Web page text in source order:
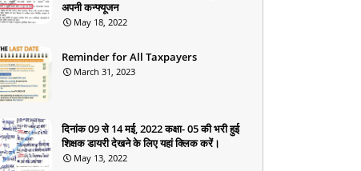
अपनी कन्फ्यूजन
May 18, 2022
Reminder for All Taxpayers
March 31, 2023
दिनांक 09 से 14 मई, 2022 कक्षा- 05 की भरी हुई
शिक्षक डायरी देखने के लिए यहां क्लिक करें।
May 13, 2022